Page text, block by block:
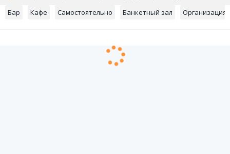
Бар Кафе Самостоятельно Банкетный зал Организация